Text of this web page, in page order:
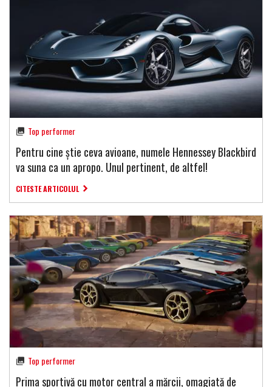
Top performer
Pentru cine știe ceva avioane, numele Hennessey Blackbird
va suna ca un apropo. Unul pertinent, de altfel!
CITESTE ARTICOLUL
Top performer
Prima sportivă cu motor central a mărcii, omagiată de